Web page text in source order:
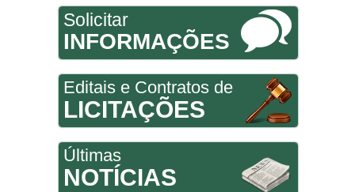
Solicitar
INFORMAÇÕES
Editais e Contratos de
LICITAÇÕES
Últimas
NOTÍCIAS